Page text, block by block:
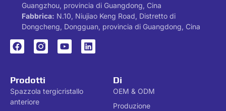
Guangzhou, provincia di Guangdong, Cina
Fabbrica: N.10, Niujiao Keng Road, Distretto di
Dongcheng, Dongguan, provincia di Guangdong, Cina
Prodotti
Spazzola tergicristallo
anteriore
Di
OEM & ODM
Produzione